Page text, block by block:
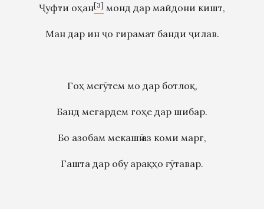
Ҷуфти оҳан[3] монд дар майдони кишт,
Ман дар ин ҷо гирамат банди ҷилав.
Гоҳ меғӯтем мо дар ботлоқ,
Банд мегардем гоҳе дар шибар.
Бо азобам мекашӣ аз коми марг,
Гашта дар обу арақҳо ғӯтавар.